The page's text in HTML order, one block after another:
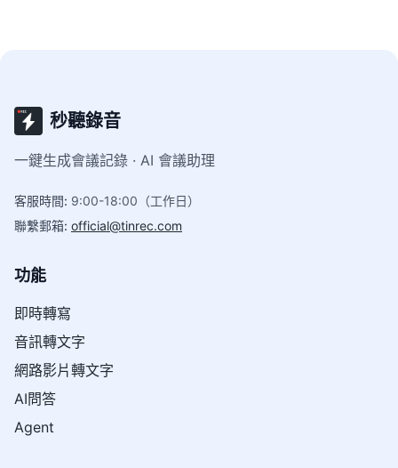
秒聽錄音
一鍵生成會議記錄 · AI 會議助理
客服時間: 9:00-18:00（工作日）
聯繫郵箱: official@tinrec.com
功能
即時轉寫
音訊轉文字
網路影片轉文字
AI問答
Agent